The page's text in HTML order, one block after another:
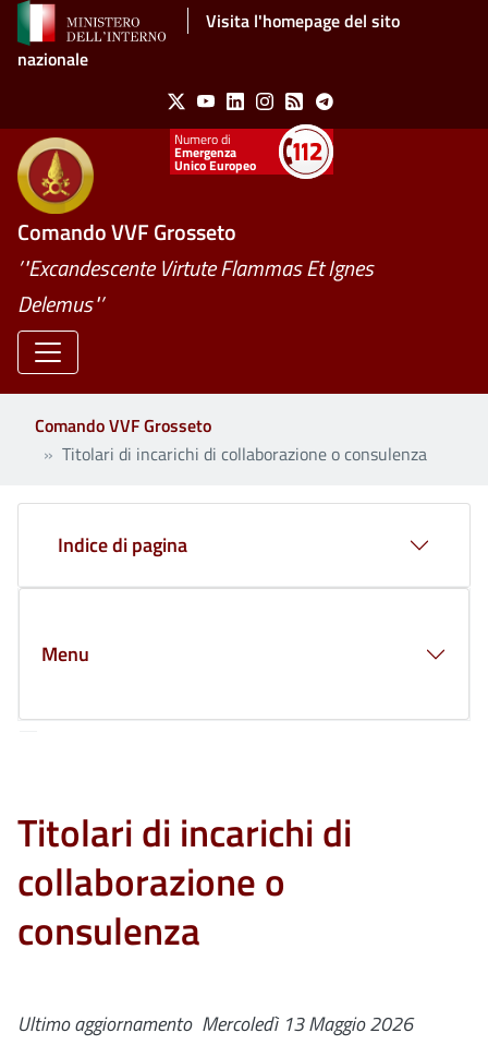
Salta al contenuto principaleVisita l'homepage del sito
nazionale
Social Menu
X YoutubeLinkedinInstagram
Feed Telegram
Emergenza
Unico Europeo
Comando VVF Grosseto
’"Excandescente Virtute Flammas Et Ignes
Delemus"’
Comando VVF Grosseto
Titolari di incarichi di collaborazione o consulenza
Titolari di incarichi di
collaborazione o
consulenza
Ultimo aggiornamento Mercoledì 13 Maggio 2026
Indice di pagina
Menu